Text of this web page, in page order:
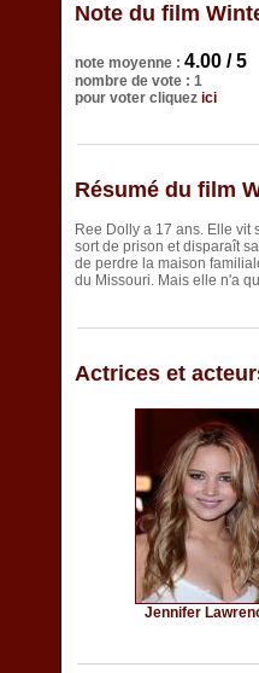
Note du film
note moyenne : 4.00 / 5
nombre de vote : 1
pour voter cliquez ici
Résumé du film
Ree Dolly a 17 ans. Elle vit
sort de prison et disparaît
de perdre la maison
du Missouri. Mais elle n'a
Actrices et
Jennifer